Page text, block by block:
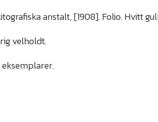
anstalt, [1908]. Folio. Hvitt
velholdt.